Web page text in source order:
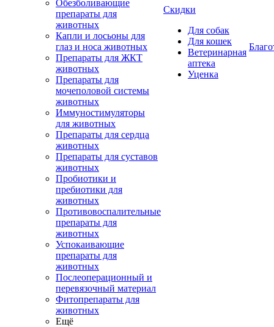
Обезболивающие
препараты для
животных
Капли и лосьоны для
глаз и носа животных
Препараты для ЖКТ
животных
Препараты для
мочеполовой системы
животных
Иммуностимуляторы
для животных
Препараты для сердца
животных
Препараты для суставов
животных
Пробиотики и
пребиотики для
животных
Противовоспалительные
препараты для
животных
Успокаивающие
препараты для
животных
Послеоперационный и
перевязочный материал
Фитопрепараты для
животных
Ещё
Скидки
Для собак
Для кошек
Ветеринарная
аптека
Уценка